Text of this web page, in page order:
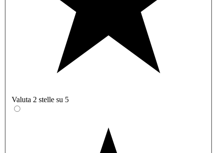
Valuta 2 stelle su 5